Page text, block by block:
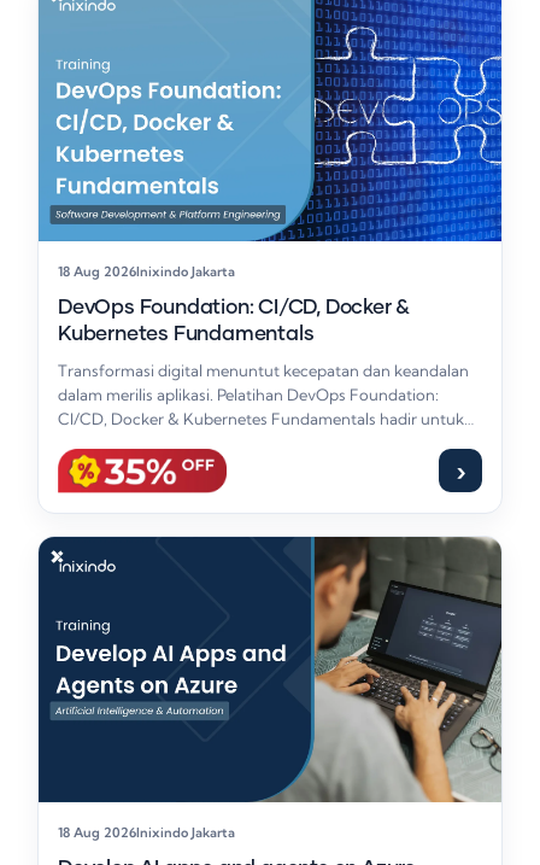
18 Aug 2026Inixindo Jakarta
DevOps Foundation: CI/CD, Docker &
Kubernetes Fundamentals
Transformasi digital menuntut kecepatan dan keandalan
dalam merilis aplikasi. Pelatihan DevOps Foundation:
CI/CD, Docker & Kubernetes Fundamentals hadir untuk
›
18 Aug 2026Inixindo Jakarta